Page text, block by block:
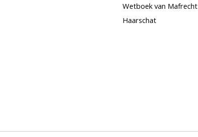
Wetboek van Mafrecht
Haarschat